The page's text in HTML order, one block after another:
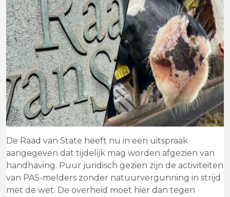
De Raad van State heeft nu in een uitspraak
aangegeven dat tijdelijk mag worden afgezien van
handhaving. Puur juridisch gezien zijn de activiteiten
van PAS-melders zonder natuurvergunning in strijd
met de wet. De overheid moet hier dan tegen